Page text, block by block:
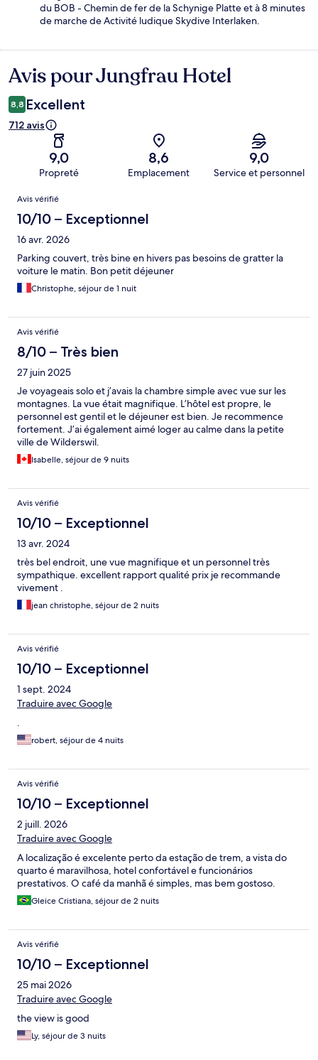
du BOB - Chemin de fer de la Schynige Platte et à 8 minutes
de marche de Activité ludique Skydive Interlaken.
Avis
Avis pour Jungfrau Hotel
8,8 Excellent
712 avis
9,0
Propreté
8,6
Emplacement
9,0
Service et personnel
Avis
Avis vérifié
10/10 – Exceptionnel
16 avr. 2026
Parking couvert, très bine en hivers pas besoins de gratter la
voiture le matin. Bon petit déjeuner
Christophe, séjour de 1 nuit
Avis vérifié
8/10 – Très bien
27 juin 2025
Je voyageais solo et j’avais la chambre simple avec vue sur les
montagnes. La vue était magnifique. L’hôtel est propre, le
personnel est gentil et le déjeuner est bien. Je recommence
fortement. J’ai également aimé loger au calme dans la petite
ville de Wilderswil.
Isabelle, séjour de 9 nuits
Avis vérifié
10/10 – Exceptionnel
13 avr. 2024
très bel endroit, une vue magnifique et un personnel très
sympathique. excellent rapport qualité prix je recommande
vivement .
jean christophe, séjour de 2 nuits
Avis vérifié
10/10 – Exceptionnel
1 sept. 2024
Traduire avec Google
.
robert, séjour de 4 nuits
Avis vérifié
10/10 – Exceptionnel
2 juill. 2026
Traduire avec Google
A localização é excelente perto da estação de trem, a vista do
quarto é maravilhosa, hotel confortável e funcionários
prestativos. O café da manhã é simples, mas bem gostoso.
Gleice Cristiana, séjour de 2 nuits
Avis vérifié
10/10 – Exceptionnel
25 mai 2026
Traduire avec Google
the view is good
Ly, séjour de 3 nuits